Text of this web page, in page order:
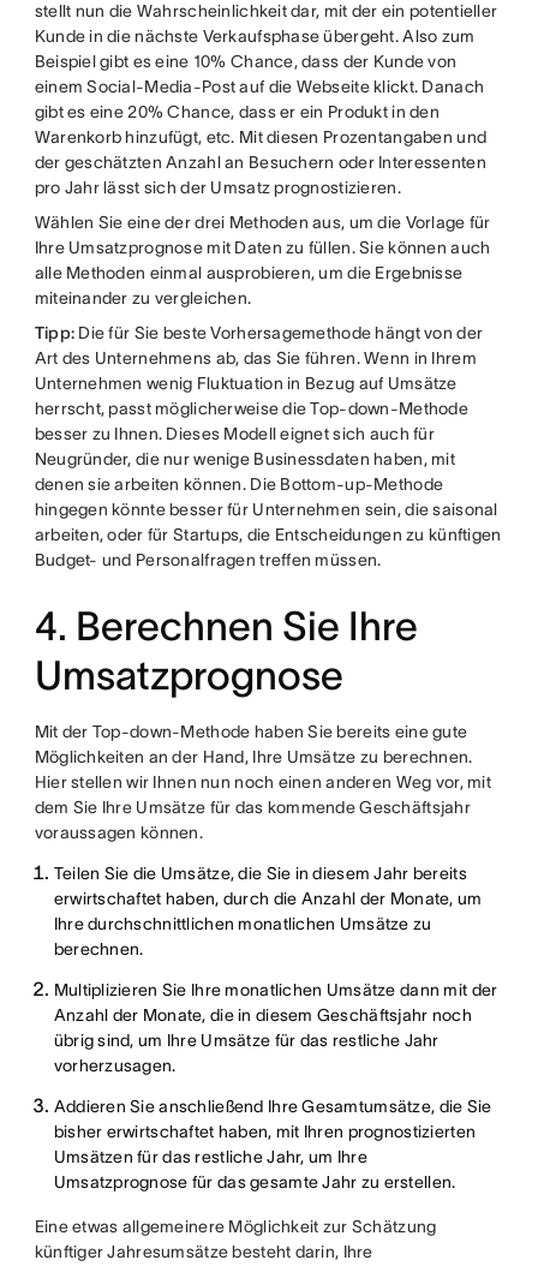
stellt nun die Wahrscheinlichkeit dar, mit der ein potentieller
Kunde in die nächste Verkaufsphase übergeht. Also zum
Beispiel gibt es eine 10% Chance, dass der Kunde von
einem Social-Media-Post auf die Webseite klickt. Danach
gibt es eine 20% Chance, dass er ein Produkt in den
Warenkorb hinzufügt, etc. Mit diesen Prozentangaben und
der geschätzten Anzahl an Besuchern oder Interessenten
pro Jahr lässt sich der Umsatz prognostizieren.
Wählen Sie eine der drei Methoden aus, um die Vorlage für
Ihre Umsatzprognose mit Daten zu füllen. Sie können auch
alle Methoden einmal ausprobieren, um die Ergebnisse
miteinander zu vergleichen.
Tipp: Die für Sie beste Vorhersagemethode hängt von der
Art des Unternehmens ab, das Sie führen. Wenn in Ihrem
Unternehmen wenig Fluktuation in Bezug auf Umsätze
herrscht, passt möglicherweise die Top-down-Methode
besser zu Ihnen. Dieses Modell eignet sich auch für
Neugründer, die nur wenige Businessdaten haben, mit
denen sie arbeiten können. Die Bottom-up-Methode
hingegen könnte besser für Unternehmen sein, die saisonal
arbeiten, oder für Startups, die Entscheidungen zu künftigen
Budget- und Personalfragen treffen müssen.
4. Berechnen Sie Ihre
Umsatzprognose
Mit der Top-down-Methode haben Sie bereits eine gute
Möglichkeiten an der Hand, Ihre Umsätze zu berechnen.
Hier stellen wir Ihnen nun noch einen anderen Weg vor, mit
dem Sie Ihre Umsätze für das kommende Geschäftsjahr
voraussagen können.
Teilen Sie die Umsätze, die Sie in diesem Jahr bereits
erwirtschaftet haben, durch die Anzahl der Monate, um
Ihre durchschnittlichen monatlichen Umsätze zu
berechnen.
Multiplizieren Sie Ihre monatlichen Umsätze dann mit der
Anzahl der Monate, die in diesem Geschäftsjahr noch
übrig sind, um Ihre Umsätze für das restliche Jahr
vorherzusagen.
Addieren Sie anschließend Ihre Gesamtumsätze, die Sie
bisher erwirtschaftet haben, mit Ihren prognostizierten
Umsätzen für das restliche Jahr, um Ihre
Umsatzprognose für das gesamte Jahr zu erstellen.
Eine etwas allgemeinere Möglichkeit zur Schätzung
künftiger Jahresumsätze besteht darin, Ihre